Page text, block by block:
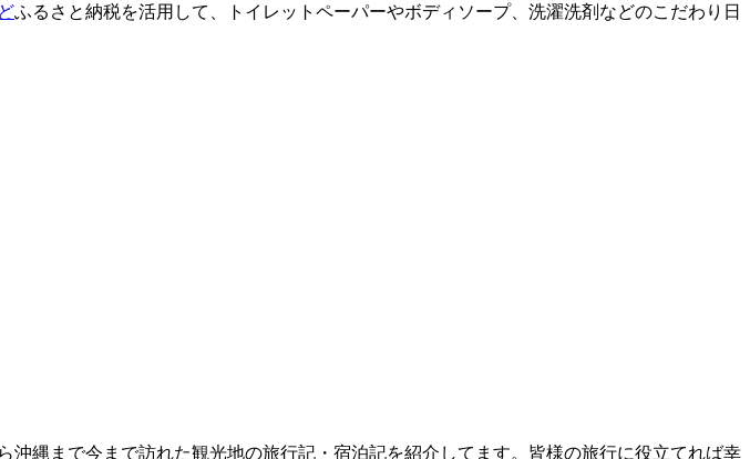
ふるさと納税を活用して、トイレットペーパーやボディソープ、洗濯洗剤などのこだわり日
縄まで今まで訪れた観光地の旅行記・宿泊記を紹介してます。皆様の旅行に役立てれば幸